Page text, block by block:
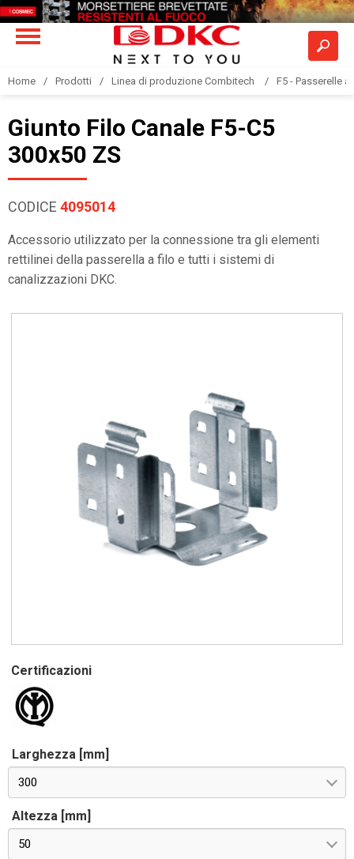
Home Prodotti Linea di produzione Combitech F5 - Passerelle a
Giunto Filo Canale F5-C5
300x50 ZS
CODICE 4095014
Accessorio utilizzato per la connessione tra gli elementi
rettilinei della passerella a filo e tutti i sistemi di
canalizzazioni DKC.
Certificazioni
Larghezza [mm]
300
Altezza [mm]
50